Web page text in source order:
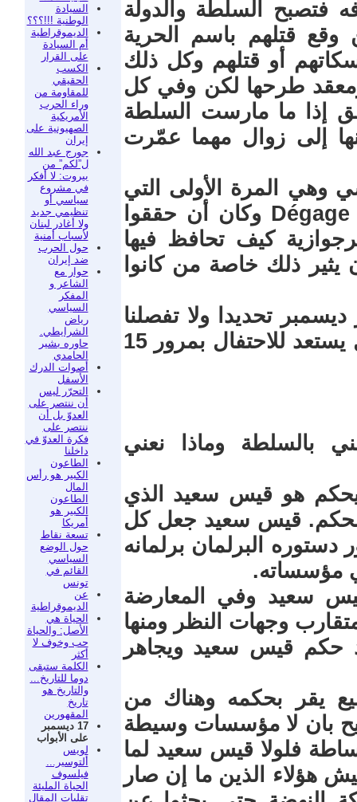
السيادة
الوطنية !!!؟؟؟
الديموقراطية
أم السيادة
على القرار
الكسب
الحقيقي
للمقاومة من
وراء الحرب
الأمريكية
الصهيونية على
إيران
جورج عبد الله
ل”لكم” من
بيروت: لا أفكر
في مشروع
سياسي أو
تنظيمي جديد
ولا أغادر لبنان
لأسباب أمنية
حول الحرب
ضد إيران
حوار مع
الشاعر و
المفكر
السياسي
رياض
الشرايطي.
حاوره بشير
الحامدي
أصوات الدرك
الأسفل
التحرّر ليس
أن ننتصر على
العدوّ بل أن
ننتصر على
فكرة العدوّ في
داخلنا
الطاعون
الكبير هو رأس
المال
الطاعون
الكبير هو
أمريكا
تسعة نقاط
حول الوضع
السياسي
القائم في
تونس
عن
الديموقراطية
الحياة هي
الأصل: والحياة
حب وخوف لا
أكثر
الكلمة ستبقى
دوما للتاريخ...
والتاريخ هو
تاريخ
المقهورين
17 ديسمبر
على الأبواب
لويس
ألتوسير...
فيلسوف
الحياة المليئة
تقلبات المقال
فتصبح السلطة والدولة
قتلهم باسم الحرية
أو قتلهم وكل ذلك
طرحها لكن وفي كل
إذا ما مارست السلطة
إلى زوال مهما عمّرت
التونسي وهي المرة الأولى التي
يلتقي فيها كل التونسيين على كلمة Dégage وكان أن حققوا
كيف تحافظ فيها
ذلك خاصة من كانوا
2025 وفي شهر ديسمبر تحديدا ولا تفصلنا
سوى أيام عن 17 ديسمبر منه و الكل يستعد للاحتفال بمرور 15
بالسلطة وماذا نعني
هو قيس سعيد الذي
قيس سعيد جعل كل
البرلمان برلمانه
مؤسساته.
سعيد وفي المعارضة
وجهات النظر ومنها
قيس سعيد ويجاهر
يقر بحكمه وهناك من
بان لا مؤسسات وسيطة
فلولا قيس سعيد لما
هؤلاء الذين ما إن صار